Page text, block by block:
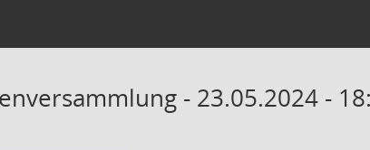
- 23.05.2024 -